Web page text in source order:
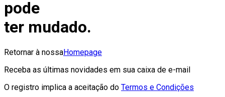
pode
ter mudado.
Retornar à nossaHomepage
Receba as últimas novidades em sua caixa de e-mail
O registro implica a aceitação do Termos e Condições